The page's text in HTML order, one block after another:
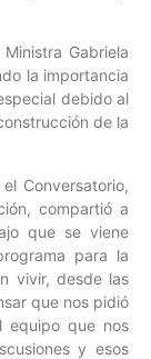
Gabriela
la importancia
debido al
de la
Conversatorio,
compartió a
que se viene
para la
vivir, desde las
que nos pidió
equipo que nos
y esos